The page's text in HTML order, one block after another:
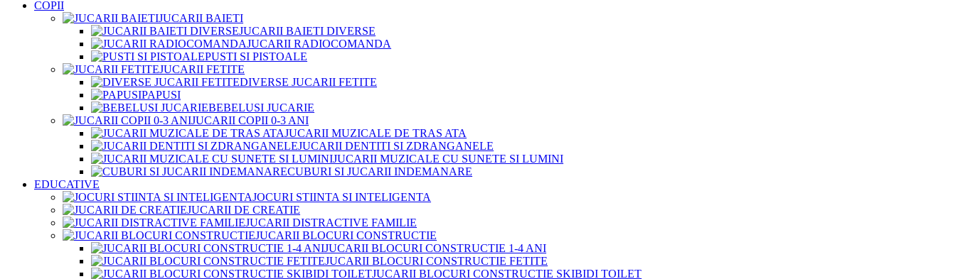
COPII
JUCARII BAIETI
JUCARII BAIETI DIVERSE
JUCARII RADIOCOMANDA
PUSTI SI PISTOALE
JUCARII FETITE
DIVERSE JUCARII FETITE
PAPUSI
BEBELUSI JUCARIE
JUCARII COPII 0-3 ANI
JUCARII MUZICALE DE TRAS ATA
JUCARII DENTITI SI ZDRANGANELE
JUCARII MUZICALE CU SUNETE SI LUMINI
CUBURI SI JUCARII INDEMANARE
EDUCATIVE
JOCURI STIINTA SI INTELIGENTA
JUCARII DE CREATIE
JUCARII DISTRACTIVE FAMILIE
JUCARII BLOCURI CONSTRUCTIE
JUCARII BLOCURI CONSTRUCTIE 1-4 ANI
JUCARII BLOCURI CONSTRUCTIE FETITE
JUCARII BLOCURI CONSTRUCTIE SKIBIDI TOILET